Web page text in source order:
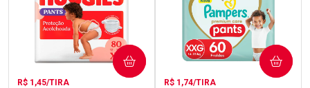
R$ 1,45/TIRA
COMPRAR
R$ 1,74/TIRA
COMPRAR